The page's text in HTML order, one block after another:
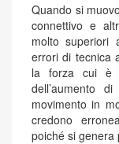
Quando si
connettivo e
molto superiori
errori di tecnica
la forza cui è
dell’aumento
movimento in
credono
poiché si genera